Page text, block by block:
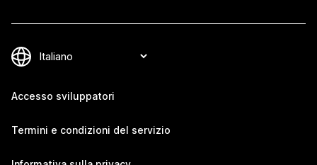
Accesso sviluppatori
Termini e condizioni del servizio